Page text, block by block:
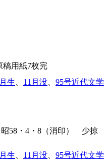
用紙7枚完
生 11月没
95号近代文学
58・4・8（消印） 少掠
生 11月没
95号近代文学